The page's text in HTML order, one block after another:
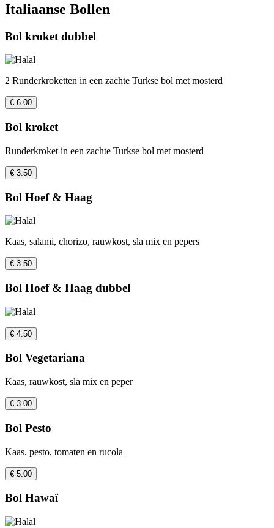
Italiaanse Bollen
Bol kroket dubbel
2 Runderkroketten in een zachte Turkse bol met mosterd
€ 6.00
Bol kroket
Runderkroket in een zachte Turkse bol met mosterd
€ 3.50
Bol Hoef & Haag
Kaas, salami, chorizo, rauwkost, sla mix en pepers
€ 3.50
Bol Hoef & Haag dubbel
€ 4.50
Bol Vegetariana
Kaas, rauwkost, sla mix en peper
€ 3.00
Bol Pesto
Kaas, pesto, tomaten en rucola
€ 5.00
Bol Hawaï